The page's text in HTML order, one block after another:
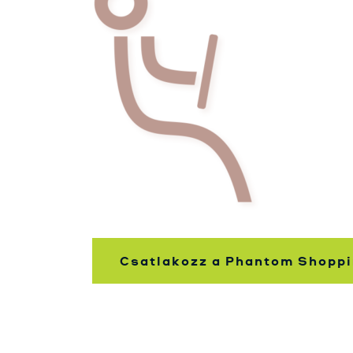
Csatlakozz a Phantom